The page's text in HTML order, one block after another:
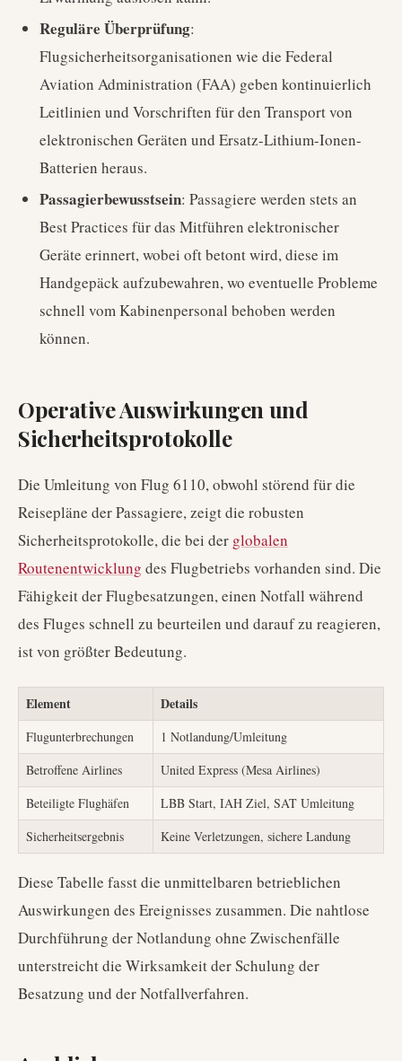
Reguläre Überprüfung:
Flugsicherheitsorganisationen wie die Federal
Aviation Administration (FAA) geben kontinuierlich
Leitlinien und Vorschriften für den Transport von
elektronischen Geräten und Ersatz-Lithium-Ionen-
Batterien heraus.
Passagierbewusstsein: Passagiere werden stets an
Best Practices für das Mitführen elektronischer
Geräte erinnert, wobei oft betont wird, diese im
Handgepäck aufzubewahren, wo eventuelle Probleme
schnell vom Kabinenpersonal behoben werden
können.
Operative Auswirkungen und
Sicherheitsprotokolle
Die Umleitung von Flug 6110, obwohl störend für die
Reisepläne der Passagiere, zeigt die robusten
Sicherheitsprotokolle, die bei der globalen
Routenentwicklung des Flugbetriebs vorhanden sind. Die
Fähigkeit der Flugbesatzungen, einen Notfall während
des Fluges schnell zu beurteilen und darauf zu reagieren,
ist von größter Bedeutung.
Element Details
Flugunterbrechungen
1 Notlandung/Umleitung
Betroffene Airlines
United Express (Mesa Airlines)
Beteiligte Flughäfen
LBB Start, IAH Ziel, SAT Umleitung
Sicherheitsergebnis
Keine Verletzungen, sichere Landung
Diese Tabelle fasst die unmittelbaren betrieblichen
Auswirkungen des Ereignisses zusammen. Die nahtlose
Durchführung der Notlandung ohne Zwischenfälle
unterstreicht die Wirksamkeit der Schulung der
Besatzung und der Notfallverfahren.